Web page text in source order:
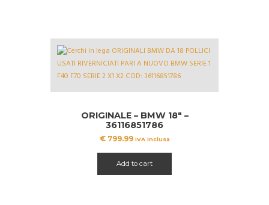
ORIGINALE – BMW 18″ –
36116851786
€799.99 IVA inclusa
Add to cart